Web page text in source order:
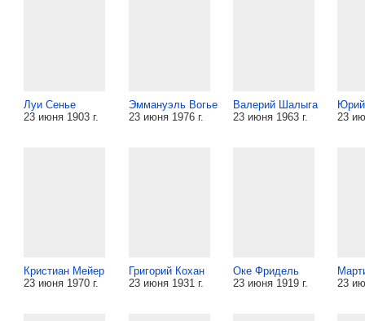
Луи Сенье
23 июня 1903 г.
Эммануэль Вогье
23 июня 1976 г.
Валерий Шалыга
23 июня 1963 г.
Юрий
23
Кристиан Мейер
23 июня 1970 г.
Григорий Кохан
23 июня 1931 г.
Оке Фридель
23 июня 1919 г.
23